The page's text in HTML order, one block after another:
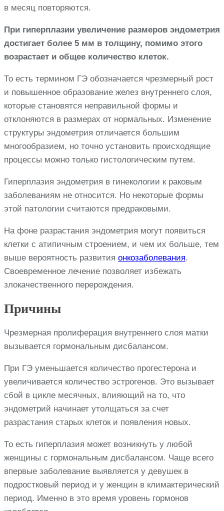
в месяц повторяются.
При гиперплазии увеличение размеров эндометрия
достигает более 5 мм в толщину, помимо этого
возрастает и общее количество клеток.
То есть термином ГЭ обозначается чрезмерный рост
и повышенное образование желез внутреннего слоя,
которые становятся неправильной формы и
отклоняются в размерах от нормальных. Изменение
структуры эндометрия отличается большим
многообразием, но точно установить происходящие
процессы можно только гистологическим путем.
Гиперплазия эндометрия в гинекологии к раковым
заболеваниям не относится. Но некоторые формы
этой патологии считаются предраковыми.
На фоне разрастания эндометрия могут появиться
клетки с атипичным строением, и чем их больше, тем
выше вероятность развития онкозаболевания.
Своевременное лечение позволяет избежать
злокачественного перерождения.
Причины
Чрезмерная пролиферация внутреннего слоя матки
вызывается гормональным дисбалансом.
При ГЭ уменьшается количество прогестерона и
увеличивается количество эстрогенов. Это вызывает
сбой в цикле месячных, влияющий на то, что
эндометрий начинает утолщаться за счет
разрастания старых клеток и появления новых.
То есть гиперплазия может возникнуть у любой
женщины с гормональным дисбалансом. Чаще всего
впервые заболевание выявляется у девушек в
подростковый период и у женщин в климактерический
период. Именно в это время уровень гормонов